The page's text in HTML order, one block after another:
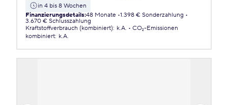
in 4 bis 8 Wochen
Finanzierungsdetails:48 Monate 1.398 € Sonderzahlung
3.670 € Schlusszahlung
Kraftstoffverbrauch (kombiniert): k.A.
CO₂-Emissionen
kombiniert: k.A.